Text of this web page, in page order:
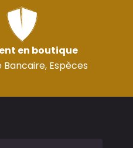
en boutique
Bancaire, Espèces